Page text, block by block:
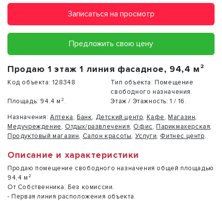
Записаться на просмотр
Предложить свою цену
Продаю 1 этаж 1 линия фасадное, 94,4 м²
Код объекта: 128348. Тип объекта: Помещение
свободного назначения.
Площадь: 94.4 м². Этаж / Этажность: 1 / 16.
Назначения: Аптека, Банк, Детский центр, Кафе, Магазин,
Медучреждение, Отдых/развлечения, Офис, Парикмахерская,
Продуктовый магазин, Салон красоты, Услуги, Фитнес центр.
Описание и характеристики
Продаю помещение свободного назначения общей площадью
94,4 м²
От Собственника. Без комиссии.
- Первая линия расположения объекта